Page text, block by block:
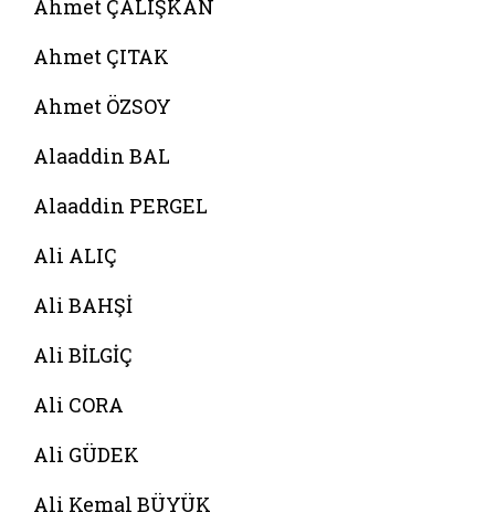
Ahmet ÇALIŞKAN
Ahmet ÇITAK
Ahmet ÖZSOY
Alaaddin BAL
Alaaddin PERGEL
Ali ALIÇ
Ali BAHŞİ
Ali BİLGİÇ
Ali CORA
Ali GÜDEK
Ali Kemal BÜYÜK